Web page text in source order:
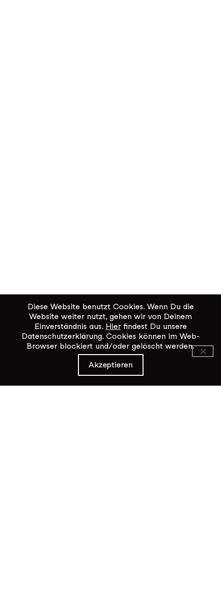
KiK Kultur im Kammgarn
Baumgartenstrasse 19
8200 Schaffhausen
Diese Website benutzt Cookies. Wenn Du die
Website weiter nutzt, gehen wir von Deinem
Einverständnis aus. Hierfindest Du unsere
Datenschutzerklärung. Cookies können im Web-
Browser blockiert und/oder gelöscht werden.
Akzeptieren